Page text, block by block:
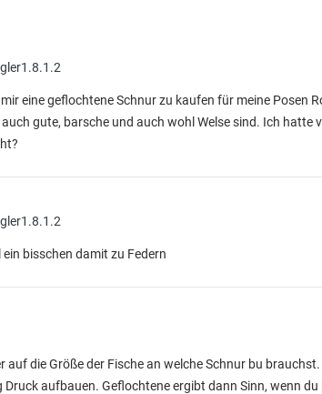
eine geflochtene Schnur zu kaufen für meine Posen
gute, barsche und auch wohl Welse sind. Ich hatte
bisschen damit zu Federn
auf die Größe der Fische an welche Schnur bu
Druck aufbauen. Geflochtene ergibt dann Sinn, wenn